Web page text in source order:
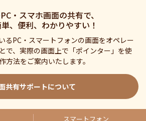
・スマホ画面の共有で、
、便利、わかりやすい！
るPC・スマートフォンの画面をオペレー
で、実際の画面上で「ポインター」を使
方法をご案内いたします。
共有サポートについて
スマートフォン